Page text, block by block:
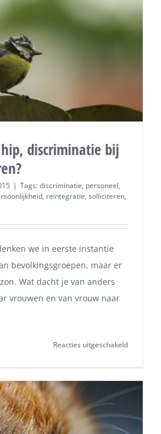
nee?
discriminatie bij
| Tags:discriminatie, personeel,
, reintegratie, solliciteren,
we in eerste instantie
bevolkingsgroepen, maar er
Wat dacht je van anders
vrouwen en van vrouw naar
Reacties uitgeschakeldvoor
is